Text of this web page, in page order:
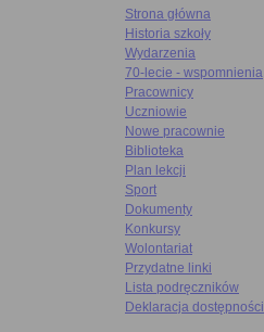
Strona główna
Historia szkoły
Wydarzenia
70-lecie - wspomnienia
Pracownicy
Uczniowie
Nowe pracownie
Biblioteka
Plan lekcji
Sport
Dokumenty
Konkursy
Wolontariat
Przydatne linki
Lista podręczników
Deklaracja dostępności